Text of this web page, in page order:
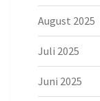
August 2025
Juli 2025
Juni 2025